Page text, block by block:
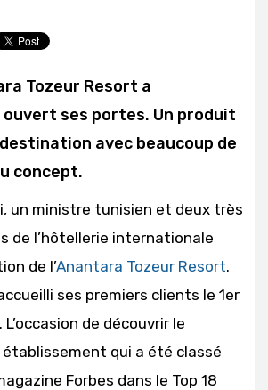
Tozeur Resort a
ses portes. Un produit
avec beaucoup de
concept.
un ministre tunisien et deux très
de l’hôtellerie internationale
de l’Anantara Tozeur Resort.
ses premiers clients le 1er
de découvrir le
qui a été classé
Forbes dans le Top 18